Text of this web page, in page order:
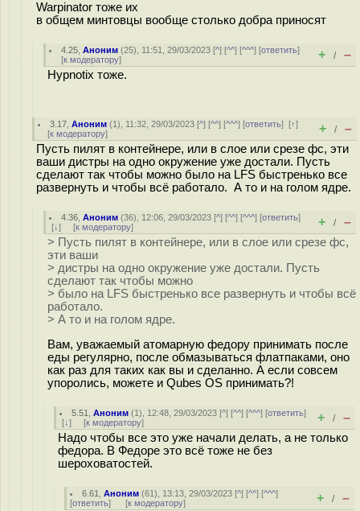
Warpinator тоже их
в общем минтовцы вообще столько добра приносят
4.25 ,Аноним (25), 11:51, 29/03/2023 [^] [^^] [^^^] [ответить]
[к модератору] + / –
Hypnotix тоже.
3.17 ,Аноним (1), 11:32, 29/03/2023 [^] [^^] [^^^] [ответить][↑]
[к модератору] + / –
Пусть пилят в контейнере, или в слое или срезе фс, эти
ваши дистры на одно окружение уже достали. Пусть
сделают так чтобы можно было на LFS быстренько все
развернуть и чтобы всё работало. А то и на голом ядре.
4.36 ,Аноним (36), 12:06, 29/03/2023 [^] [^^] [^^^] [ответить]
[↓] [к модератору] + / –
> Пусть пилят в контейнере, или в слое или срезе фс,
эти ваши
> дистры на одно окружение уже достали. Пусть
сделают так чтобы можно
> было на LFS быстренько все развернуть и чтобы всё
работало.
> А то и на голом ядре.
Вам, уважаемый атомарную федору принимать после
еды регулярно, после обмазываться флатпаками, оно
как раз для таких как вы и сделанно. А если совсем
упоролись, можете и Qubes OS принимать?!
5.51 ,Аноним (1), 12:48, 29/03/2023 [^] [^^] [^^^] [ответить]
[↓] [к модератору] + / –
Надо чтобы все это уже начали делать, а не только
федора. В Федоре это всё тоже не без
шероховатостей.
6.61 ,Аноним (61), 13:13, 29/03/2023 [^] [^^] [^^^]
[ответить] [к модератору] + / –